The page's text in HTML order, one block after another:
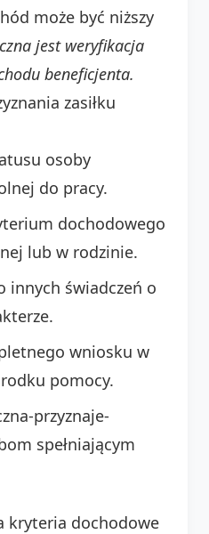
może być niższy
jest weryfikacja
beneficjenta.
zasiłku
osoby
do pracy.
dochodowego
lub w rodzinie.
innych świadczeń o
wniosku w
pomocy.
przyznaje-
spełniającym
kryteria dochodowe